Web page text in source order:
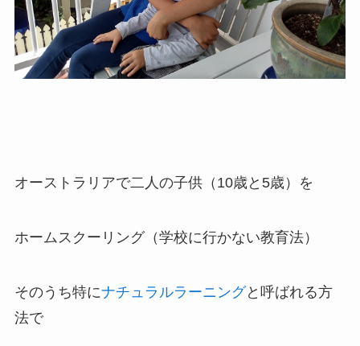
オーストラリアで二人の子供（10歳と5歳）を
ホームスクーリング（学校に行かない教育法）
そのうち特にナチュラルラーニングと呼ばれる方
法で